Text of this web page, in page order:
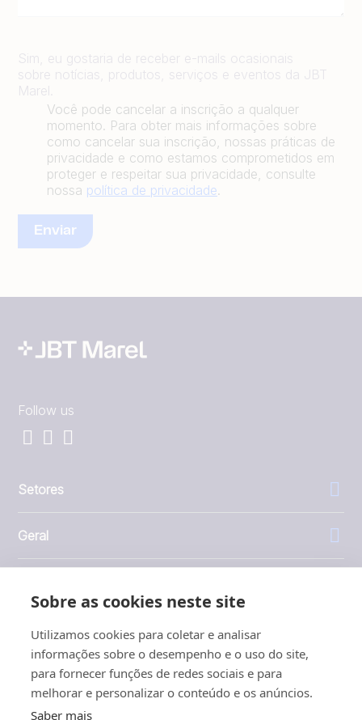
Sobre as cookies neste site
Utilizamos cookies para coletar e analisar
informações sobre o desempenho e o uso do site,
para fornecer funções de redes sociais e para
melhorar e personalizar o conteúdo e os anúncios.
Saber mais
Sim, eu gostaria de receber e-mails ocasionais
sobre notícias, produtos, serviços e eventos da JBT
Marel.
Você pode cancelar a inscrição a qualquer
momento. Para obter mais informações sobre
como cancelar sua inscrição, nossas práticas de
privacidade e como estamos comprometidos em
proteger e respeitar sua privacidade, consulte
nossa política de privacidade.
Follow us
Setores
Geral
Investidores